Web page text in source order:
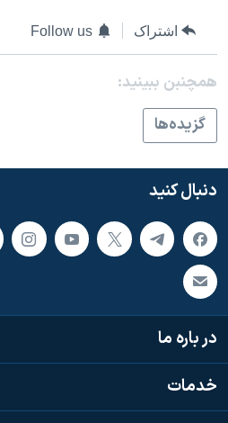
اسرائیل در جنگ
نرگس محمدی برنده جایزه نوبل صلح
همایش محافظه‌کاران آمریکا «سی‌پک»
صفحه‌های ویژه
اشتراک Follow us
همچنبن ببینید:
گزيده‌ها
دنبال کنید
در باره ما
خدمات